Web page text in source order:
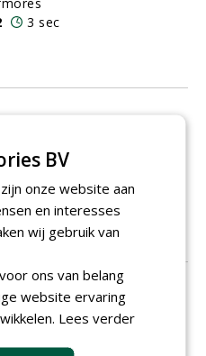
3 sec
fataal voor prachtige
3 sec
van dressgrond
BV
onze website aan
en interesses
wij gebruik van
ons van belang
website ervaring
Lees verder